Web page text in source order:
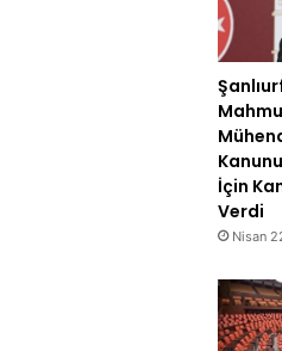
İçin
Verdi
Nisan